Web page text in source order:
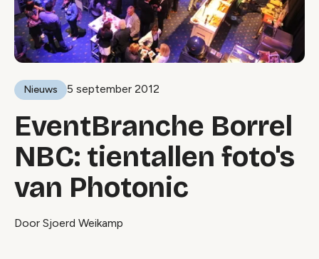
Nieuws 5 september 2012
EventBranche Borrel
NBC: tientallen foto's
van Photonic
Door Sjoerd Weikamp